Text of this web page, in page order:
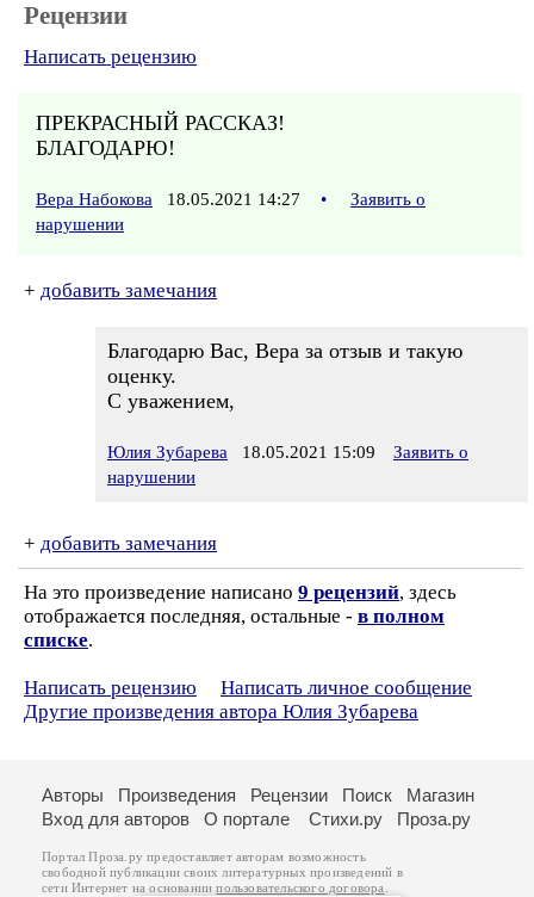
Рецензии
Написать рецензию
ПРЕКРАСНЫЙ РАССКАЗ!
БЛАГОДАРЮ!
Вера Набокова 18.05.2021 14:27 •
Заявить о
нарушении
+ добавить замечания
Благодарю Вас, Вера за отзыв и такую
оценку.
С уважением,
Юлия Зубарева 18.05.2021 15:09
Заявить о
нарушении
+ добавить замечания
На это произведение написано 9 рецензий, здесь
отображается последняя, остальные - в полном
списке.
Написать рецензию
Написать личное сообщение
Другие произведения автора Юлия Зубарева
Авторы Произведения Рецензии Поиск
Магазин
Вход для авторов
О портале Стихи.ру Проза.ру
Портал Проза.ру предоставляет авторам возможность
свободной публикации своих литературных произведений в
сети Интернет на основаниипользовательского договора